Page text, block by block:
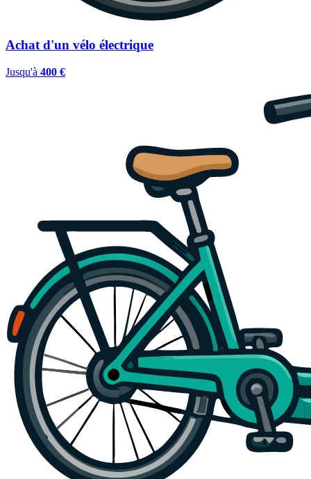
Achat d'un vélo électrique
Jusqu'à 400 €